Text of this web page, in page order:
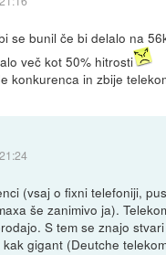
se bunil če bi delalo na
več kot 50% hitrosti
konkurenca in zbije
(vsaj o fixni telefoniji,
še zanimivo ja).
S tem se znajo
gigant (Deutche